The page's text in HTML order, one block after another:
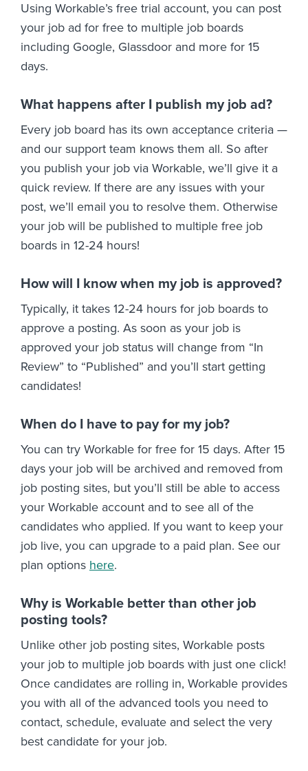
Using Workable’s free trial account, you can post
your job ad for free to multiple job boards
including Google, Glassdoor and more for 15
days.
What happens after I publish my job ad?
Every job board has its own acceptance criteria —
and our support team knows them all. So after
you publish your job via Workable, we’ll give it a
quick review. If there are any issues with your
post, we’ll email you to resolve them. Otherwise
your job will be published to multiple free job
boards in 12-24 hours!
How will I know when my job is approved?
Typically, it takes 12-24 hours for job boards to
approve a posting. As soon as your job is
approved your job status will change from “In
Review” to “Published” and you’ll start getting
candidates!
When do I have to pay for my job?
You can try Workable for free for 15 days. After 15
days your job will be archived and removed from
job posting sites, but you’ll still be able to access
your Workable account and to see all of the
candidates who applied. If you want to keep your
job live, you can upgrade to a paid plan. See our
plan options here.
Why is Workable better than other job
posting tools?
Unlike other job posting sites, Workable posts
your job to multiple job boards with just one click!
Once candidates are rolling in, Workable provides
you with all of the advanced tools you need to
contact, schedule, evaluate and select the very
best candidate for your job.